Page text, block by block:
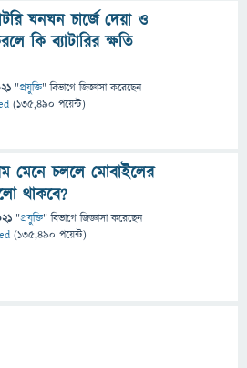
ঘনঘন চার্জে দেয়া ও
কি ব্যাটারির ক্ষতি
"প্রযুক্তি" বিভাগে জিজ্ঞাসাকরেছেন
(135,490 পয়েন্ট)
মেনে চললে মোবাইলের
থাকবে?
"প্রযুক্তি" বিভাগে জিজ্ঞাসাকরেছেন
(135,490 পয়েন্ট)